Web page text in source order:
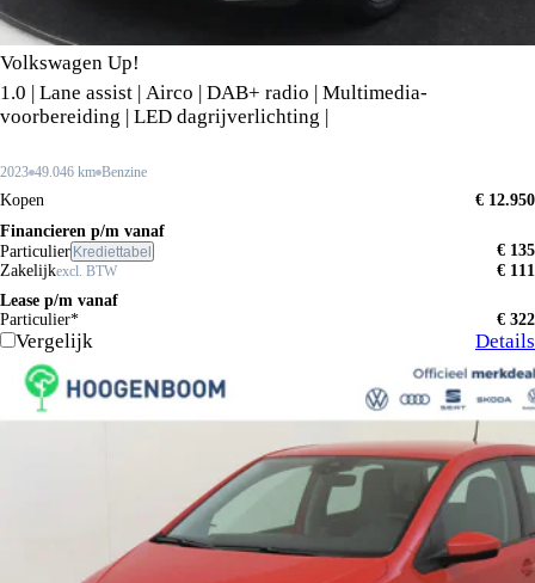
Volkswagen Up!
1.0 | Lane assist | Airco | DAB+ radio | Multimedia-
voorbereiding | LED dagrijverlichting |
2023 49.046 km Benzine
Kopen
€ 12.950
Financieren p/m vanaf
Particulier Krediettabel
€ 135
Zakelijkexcl. BTW
€ 111
Lease p/m vanaf
Particulier*
€ 322
Vergelijk Details